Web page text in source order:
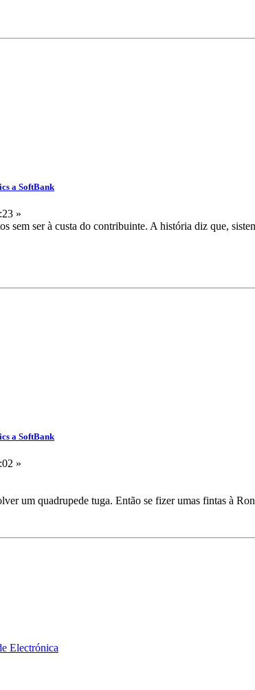
a SoftBank
»
sem ser à custa do contribuinte. A história diz que,
a SoftBank
»
um quadrupede tuga. Então se fizer umas fintas à